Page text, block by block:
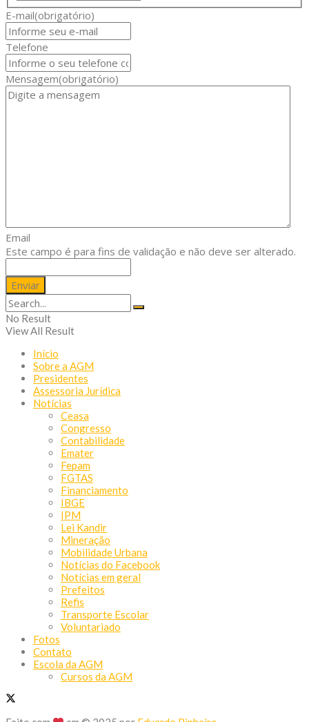
E-mail(obrigatório)
Telefone
Mensagem(obrigatório)
Email
Este campo é para fins de validação e não deve ser alterado.
No Result
View All Result
Início
Sobre a AGM
Presidentes
Assessoria Jurídica
Notícias
Ceasa
Congresso
Contabilidade
Emater
Fepam
FGTAS
Financiamento
IBGE
IPM
Lei Kandir
Mineração
Mobilidade Urbana
Notícias do Facebook
Notícias em geral
Prefeitos
Refis
Transporte Escolar
Voluntariado
Fotos
Contato
Escola da AGM
Cursos da AGM